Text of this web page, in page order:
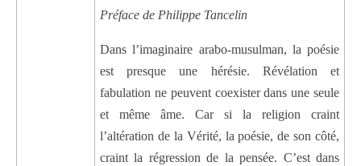
Préface de Philippe Tancelin
Dans l’imaginaire arabo-musulman, la poésie
est presque une hérésie. Révélation et
fabulation ne peuvent coexister dans une seule
et même âme. Car si la religion craint
l’altération de la Vérité, la poésie, de son côté,
craint la régression de la pensée. C’est dans